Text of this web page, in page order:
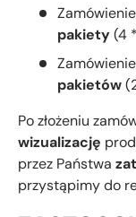
Zamówienie
pakiety(4
Zamówienie
pakietów
Po złożeniu
wizualizację
przez Państwa
przystąpimy do